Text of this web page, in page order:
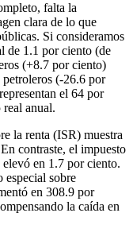
falta la
clara de lo que
Si consideramos
de 1.1 por ciento (de
(+8.7 por ciento)
petroleros (-26.6 por
el 64 por
anual.
la renta (ISR) muestra
contraste, el impuesto
en 1.7 por ciento.
especial sobre
en 308.9 por
la caída en